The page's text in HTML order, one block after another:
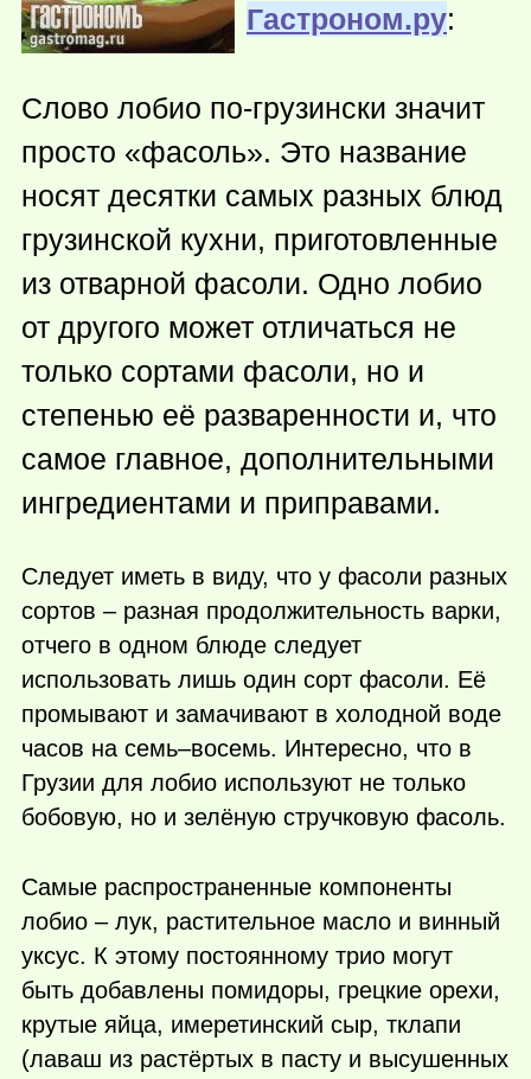
Гастроном.ру:
Слово лобио по-грузински значит
просто «фасоль». Это название
носят десятки самых разных блюд
грузинской кухни, приготовленные
из отварной фасоли. Одно лобио
от другого может отличаться не
только сортами фасоли, но и
степенью её разваренности и, что
самое главное, дополнительными
ингредиентами и приправами.
Следует иметь в виду, что у фасоли разных
сортов – разная продолжительность варки,
отчего в одном блюде следует
использовать лишь один сорт фасоли. Её
промывают и замачивают в холодной воде
часов на семь–восемь. Интересно, что в
Грузии для лобио используют не только
бобовую, но и зелёную стручковую фасоль.
Самые распространенные компоненты
лобио – лук, растительное масло и винный
уксус. К этому постоянному трио могут
быть добавлены помидоры, грецкие орехи,
крутые яйца, имеретинский сыр, тклапи
(лаваш из растёртых в пасту и высушенных